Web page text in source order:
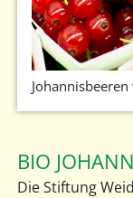
BIO
Die Stiftung